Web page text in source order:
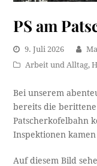
PS am
9. Juli 2026
Arbeit und Alltag,
Bei unserem
bereits die
Patscherkofelbahn
Inspektionen
Auf diesem Bild